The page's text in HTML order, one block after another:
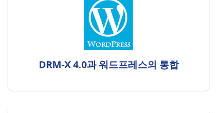
DRM-X 4.0과 워드프레스의 통합